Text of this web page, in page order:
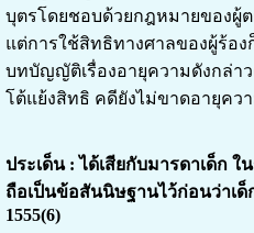
บุตรโดยชอบด้วยกฎหมายของผู้
แต่การใช้สิทธิทางศาลของผู้ร้อง
บทบัญญัติเรื่องอายุความดังกล่าว
โต้แย้งสิทธิ คดียังไม่ขาดอายุคว
ประเด็น : ได้เสียกับมารดาเด็ก ใ
ถือเป็นข้อสันนิษฐานไว้ก่อนว่าเ
1555(6)